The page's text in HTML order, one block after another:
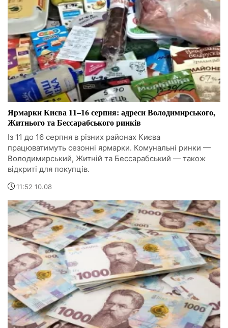
Ярмарки Києва 11–16 серпня: адреси Володимирського,
Житнього та Бессарабського ринків
Із 11 до 16 серпня в різних районах Києва
працюватимуть сезонні ярмарки. Комунальні ринки —
Володимирський, Житній та Бессарабський — також
відкриті для покупців.
11:52 10.08